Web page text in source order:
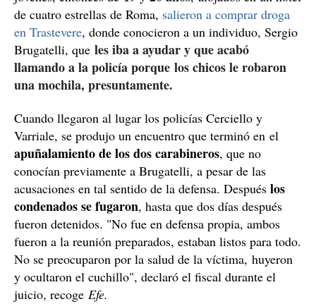
de cuatro estrellas de Roma, salieron a comprar droga
en Trastevere, donde conocieron a un individuo, Sergio
Brugatelli, que les iba a ayudar y que acabó
llamando a la policía porque los chicos le robaron
una mochila, presuntamente.
Cuando llegaron al lugar los policías Cerciello y
Varriale, se produjo un encuentro que terminó en el
apuñalamiento de los dos carabineros, que no
conocían previamente a Brugatelli, a pesar de las
acusaciones en tal sentido de la defensa. Después los
condenados se fugaron, hasta que dos días después
fueron detenidos. "No fue en defensa propia, ambos
fueron a la reunión preparados, estaban listos para todo.
No se preocuparon por la salud de la víctima, huyeron
y ocultaron el cuchillo", declaró el fiscal durante el
juicio, recoge Efe.